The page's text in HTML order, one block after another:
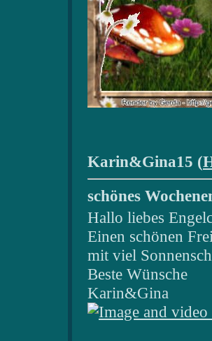
Karin&Gina15 (
schönes
Hallo liebes
Einen schönen
mit viel
Beste Wünsche
Karin&Gina